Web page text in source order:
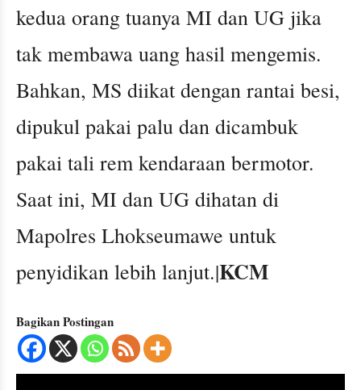
kedua orang tuanya MI dan UG jika
tak membawa uang hasil mengemis.
Bahkan, MS diikat dengan rantai besi,
dipukul pakai palu dan dicambuk
pakai tali rem kendaraan bermotor.
Saat ini, MI dan UG dihatan di
Mapolres Lhokseumawe untuk
penyidikan lebih lanjut.|KCM
Bagikan Postingan